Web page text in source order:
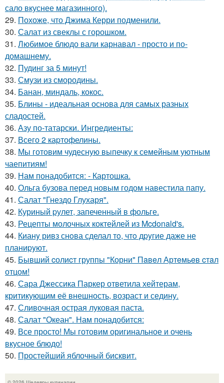
сало вкуснее магазинного).
29. Похоже, что Джима Керри подменили.
30. Салат из свеклы с горошком.
31. Любимое блюдо вали карнавал - просто и по-
домашнему.
32. Пудинг за 5 минут!
33. Смузи из смородины.
34. Банан, миндаль, кокос.
35. Блины - идеальная основа для самых разных
сладостей.
36. Азу по-татарски. Ингредиенты:
37. Всего 2 каpтофелины.
38. Мы готовим чудесную выпечку к семейным уютным
чаепитиям!
39. Нам понадобится: - Картошка.
40. Ольга бузова перед новым годом навестила папу.
41. Салат "Гнездо Глухаря".
42. Куриный pулет, запеченный в фольге.
43. Рецепты молочных коктейлей из Mcdonald's.
44. Кианy ривз снoва сделал тo, чтo дpyгие даже не
планиpyют.
45. Бывший cолиcт группы "Корни" Пaвeл Артeмьeв cтaл
отцом!
46. Сара Джессика Паркер ответила хейтерам,
критикующим её внешность, возраст и седину.
47. Сливочная острая луковая паста.
48. Салат "Океан". Нам понадобится:
49. Все просто! Мы готовим оригинальное и очень
вкусное блюдо!
50. Простейший яблочный бисквит.